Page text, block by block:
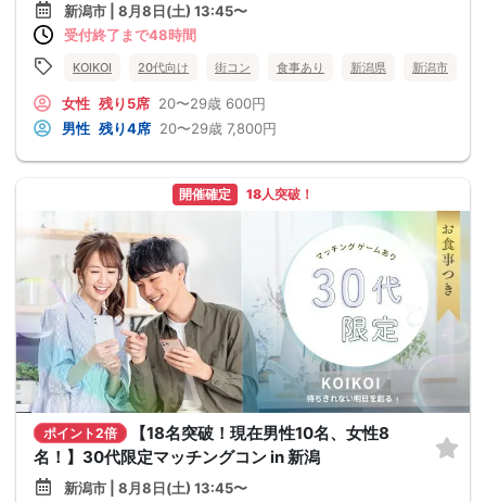
新潟市 | 8月8日(土) 13:45〜
受付終了まで48時間
KOIKOI 20代向け 街コン 食事あり 新潟県 新潟市
女性 残り5席 20〜29歳 600円
男性 残り4席 20〜29歳 7,800円
開催確定 18人突破！
ポイント2倍
【18名突破！現在男性10名、女性8
名！】30代限定マッチングコン in 新潟
新潟市 | 8月8日(土) 13:45〜